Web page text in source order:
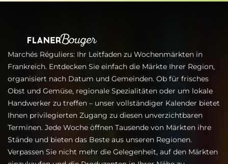
Marchés Réguliers: Ihr Leitfaden zu Wochenmärkten in
Frankreich. Entdecken Sie einfach die Märkte Ihrer Region,
organisiert nach Datum und Gemeinden. Ob für frisches
Obst und Gemüse, regionale Spezialitäten oder um lokale
Handwerker zu treffen – unser vollständiger Kalender bietet
Ihnen privilegierten Zugang zu diesen unverzichtbaren
Terminen. Jede Woche öffnen Tausende von Märkten ihre
Stände und bieten das Beste aus unseren Regionen.
Verpassen Sie nicht mehr die Gelegenheit, auf den Märkten